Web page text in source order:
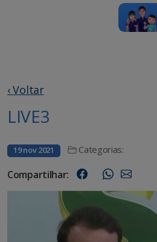
‹ Voltar
LIVE3
19 nov 2021 Categorias:
Compartilhar: